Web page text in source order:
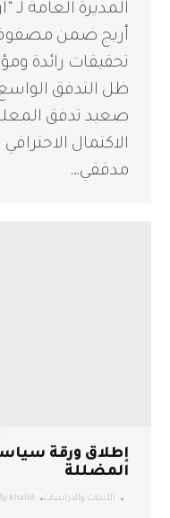
المديرة العامة
أريج ضمن
تحقيقات رائدة
ظل التدفق
صعيد تدفق
الاكتمال
مدققي…
إطلاق ورقة
المضللة
الأبحاث والدراسات khalid